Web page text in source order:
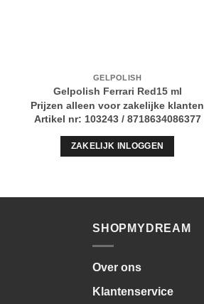
GELPOLISH
Gelpolish Ferrari Red15 ml
Prijzen alleen voor zakelijke klanten
Artikel nr: 103243 / 8718634086377
ZAKELIJK INLOGGEN
SHOPMYDREAM
Over ons
Klantenservice